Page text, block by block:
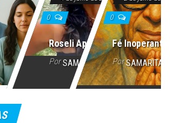
0
Roseli Aparecida
Por SAMARITANOS
0
Fé Inoperante
Por